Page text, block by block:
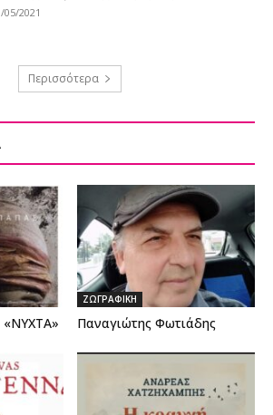
05/2021
Περισσότερα
«ΝΥΧΤΑ»
ΖΩΓΡΑΦΙΚΗ
Παναγιώτης Φωτιάδης